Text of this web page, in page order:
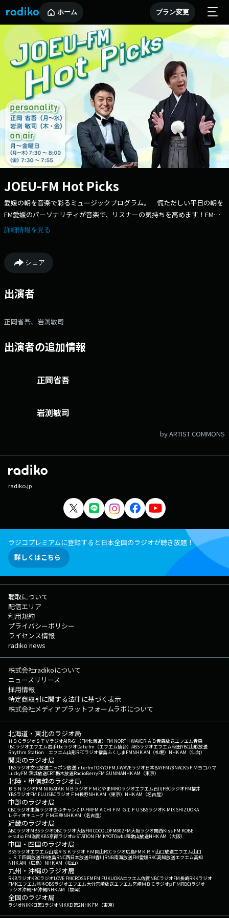
ホーム プラン変更
JOEU-FM Hot Picks
愛媛の朝を音楽で彩るミュージックプログラム。 慌ただしい平日の朝を
FM愛媛のパーソナリティが音楽で、リスナーの気持ちを高めます！FM愛
媛DJのピックアップした選曲をお楽しみください！
詳細情報を見る
シェア
出演者
正岡省吾、岩渕敏司
出演者の追加情報
正岡省吾
岩渕敏司
by ARTIST COMMONS
radiko.jp
ラジコプレミアムに登録すると日本全国のラジオが聴き放題！
詳しくはこちら
聴取について
配信エリア
利用規約
プライバシーポリシー
ライセンス情報
radiko news
株式会社radikoについて
ニュースリリース
採用情報
特定商取引に関する法律に基づく表示
株式会社メディアプラットフォームラボについて
北海道・東北のラジオ局
ＨＢＣラジオＳＴＶラジオAIR-G'（FM北海道） FM NORTH WAVEＲＡＢ青森放送エフエム青森
IBCラジオエフエム岩手tbcラジオDate fm（エフエム仙台） ABSラジオエフエム秋田YBC山形放送
Rhythm Station エフエム山形RFCラジオ福島ふくしまFMNHK AM（札幌） NHK AM（仙台）
関東のラジオ局
TBSラジオ文化放送ニッポン放送interfmTOKYO FMJ-WAVEラジオ日本BAYFM78NACK5 ＦＭヨコハマ
LuckyFM 茨城放送CRT栃木放送RadioBerryFM GUNMANHK AM（東京）
北陸・甲信越のラジオ局
ＢＳＮラジオFM NIIGATAＫＮＢラジオ ＦＭとやまMROラジオエフエム石川FBCラジオFM福井
YBSラジオFM FUJISBCラジオ ＦＭ長野NHK AM（東京） NHK AM（名古屋）
中部のラジオ局
CBCラジオ東海ラジオぎふチャンZIP-FMFM AICHI ＦＭ ＧＩＦＵ SBSラジオK-MIX SHIZUOKA
レディオキューブ ＦＭ三重NHK AM（名古屋）
近畿のラジオ局
ABCラジオMBSラジオOBCラジオ大阪FM COCOLOFM802FM大阪ラジオ関西Kiss FM KOBE
e-radio FM滋賀KBS京都ラジオα-STATION FM KYOTOwbs和歌山放送NHK AM（大阪）
中国・四国のラジオ局
BSSラジオエフエム山陰ＲＳＫラジオ ＦＭ岡山RCCラジオ広島FM ＫＲＹ山口放送エフエム山口
ＪＲＴ四国放送FM徳島RNC西日本放送FM香川RNB南海放送FM愛媛RKC高知放送エフエム高知
NHK AM（広島） NHK AM（松山）
九州・沖縄のラジオ局
RKBラジオKBCラジオLOVE FMCROSS FMFM FUKUOKAエフエム佐賀NBCラジオFM長崎RKKラジオ
FMKエフエム熊本OBSラジオエフエム大分宮崎放送エフエム宮崎ＭＢＣラジオμＦＭRBCiラジオ
ラジオ沖縄FM沖縄NHK AM（福岡）
全国のラジオ局
ラジオNIKKEI第1ラジオNIKKEI第2NHK FM（東京）